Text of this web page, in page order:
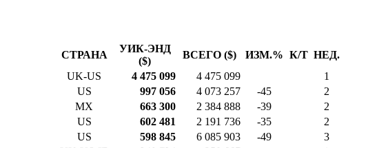
СТРАНА
УИК-ЭНД
($)
ВСЕГО ($) ИЗМ.% К/Т НЕД.
UK-US 4 475 099 4 475 099
1
US 997 056 4 073 257 -45
2
MX 663 300 2 384 888 -39
2
US 602 481 2 191 736 -35
2
US 598 845 6 085 903 -49
3